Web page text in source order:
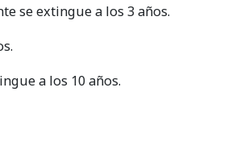
se extingue a los 3 años.
a los 10 años.